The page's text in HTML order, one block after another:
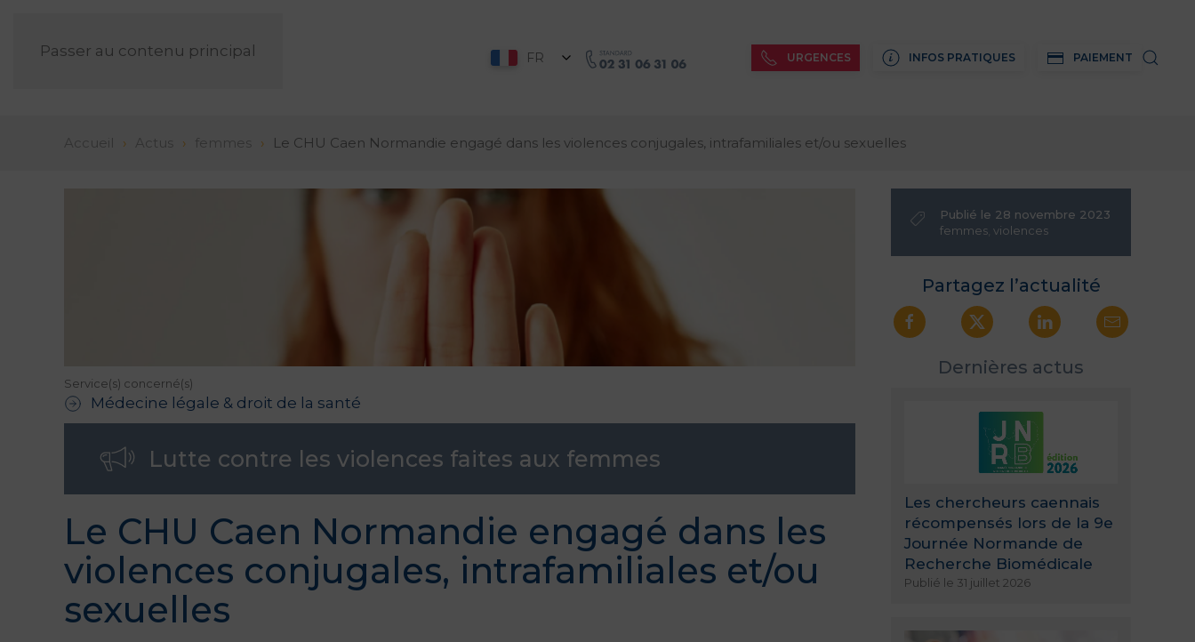
Passer au contenu principal FR URGENCES INFOS PRATIQUES PAIEMENT
Accueil Actus femmes Le CHU Caen Normandie engagé dans les violences conjugales, intrafamiliales et/ou sexuelles
Service(s) concerné(s)
Médecine légale & droit de la santé
Lutte contre les violences faites aux femmes
Le CHU Caen Normandie engagé dans les
violences conjugales, intrafamiliales et/ou
sexuelles
Publié le 28 novembre 2023
femmes violences
Partagez l’actualité
Dernières actus
Les chercheurs caennais
récompensés lors de la 9e
Journée Normande de
Recherche Biomédicale
Publié le 31 juillet 2026